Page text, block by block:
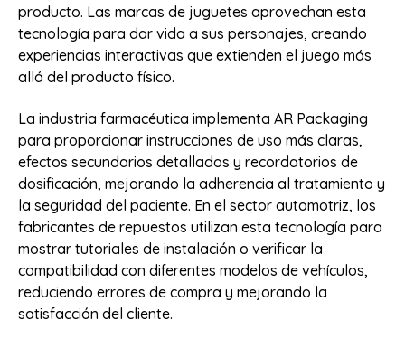
producto. Las marcas de juguetes aprovechan esta
tecnología para dar vida a sus personajes, creando
experiencias interactivas que extienden el juego más
allá del producto físico.
La industria farmacéutica implementa AR Packaging
para proporcionar instrucciones de uso más claras,
efectos secundarios detallados y recordatorios de
dosificación, mejorando la adherencia al tratamiento y
la seguridad del paciente. En el sector automotriz, los
fabricantes de repuestos utilizan esta tecnología para
mostrar tutoriales de instalación o verificar la
compatibilidad con diferentes modelos de vehículos,
reduciendo errores de compra y mejorando la
satisfacción del cliente.